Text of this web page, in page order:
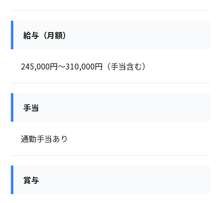
給与（月額）
245,000円～310,000円（手当含む）
手当
通勤手当あり
賞与